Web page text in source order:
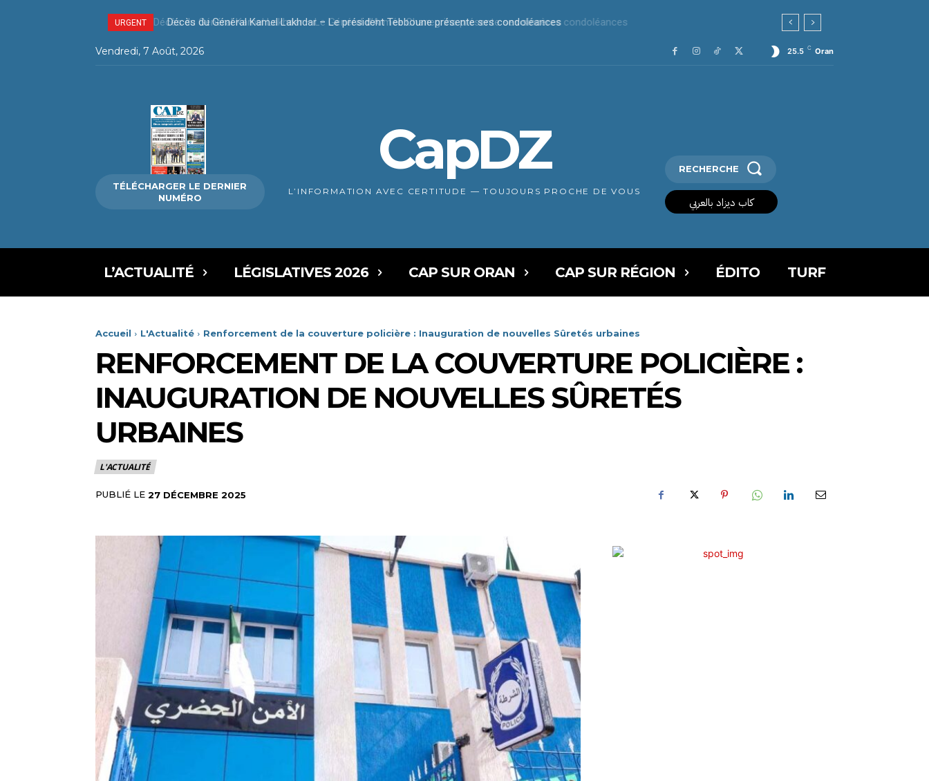
URGENT Décès du Général Kamel Lakhdar – Le président Tebboune présente ses condoléances
Vendredi, 7 Août, 2026 25.5 C Oran
TÉLÉCHARGER LE DERNIER
NUMÉRO
CapDZ
L’INFORMATION AVEC CERTITUDE — TOUJOURS PROCHE DE VOUS
RECHERCHE
كاب ديزاد بالعربي
L’ACTUALITÉ LÉGISLATIVES 2026 CAP SUR ORAN CAP SUR RÉGION ÉDITO TURF
Accueil L'Actualité Renforcement de la couverture policière : Inauguration de nouvelles Sûretés urbaines
RENFORCEMENT DE LA COUVERTURE POLICIÈRE :
INAUGURATION DE NOUVELLES SÛRETÉS
URBAINES
L'ACTUALITÉ
PUBLIÉ LE 27 DÉCEMBRE 2025